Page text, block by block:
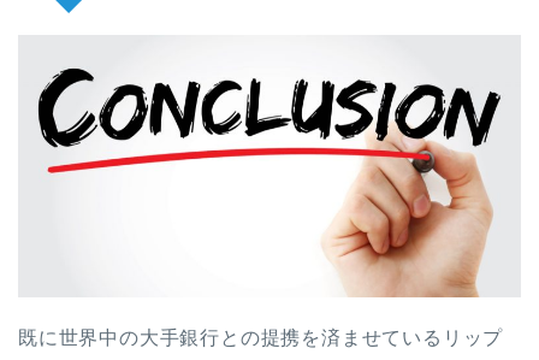
既に世界中の大手銀行との提携を済ませているリップ